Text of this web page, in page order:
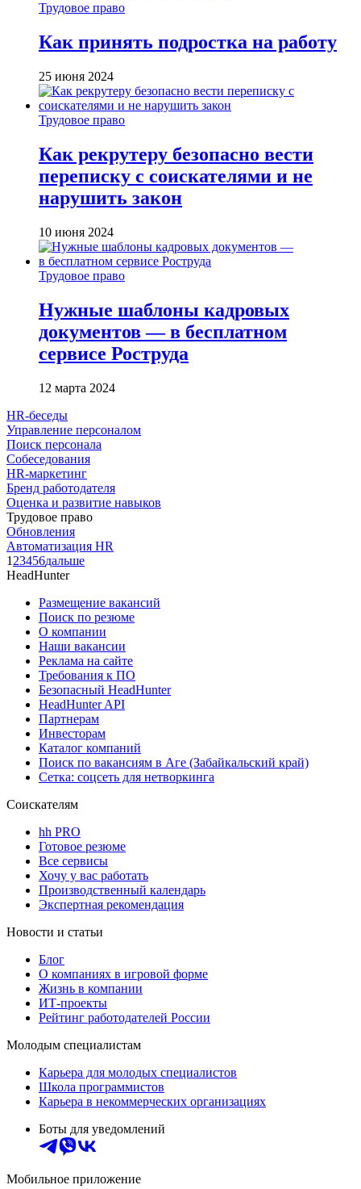
Трудовое право
Как принять подростка на работу
25 июня 2024
Трудовое право
Как рекрутеру безопасно вести
переписку с соискателями и не
нарушить закон
10 июня 2024
Трудовое право
Нужные шаблоны кадровых
документов — в бесплатном
сервисе Роструда
12 марта 2024
HR-беседы
Управление персоналом
Поиск персонала
Собеседования
HR-маркетинг
Бренд работодателя
Оценка и развитие навыков
Трудовое право
Обновления
Автоматизация HR
1 23456дальше
HeadHunter
Размещение вакансий
Поиск по резюме
О компании
Наши вакансии
Реклама на сайте
Требования к ПО
Безопасный HeadHunter
HeadHunter API
Партнерам
Инвесторам
Каталог компаний
Поиск по вакансиям в Аге (Забайкальский край)
Сетка: соцсеть для нетворкинга
Соискателям
hh PRO
Готовое резюме
Все сервисы
Хочу у вас работать
Производственный календарь
Экспертная рекомендация
Новости и статьи
Блог
О компаниях в игровой форме
Жизнь в компании
ИТ-проекты
Рейтинг работодателей России
Молодым специалистам
Карьера для молодых специалистов
Школа программистов
Карьера в некоммерческих организациях
Боты для уведомлений
Мобильное приложение